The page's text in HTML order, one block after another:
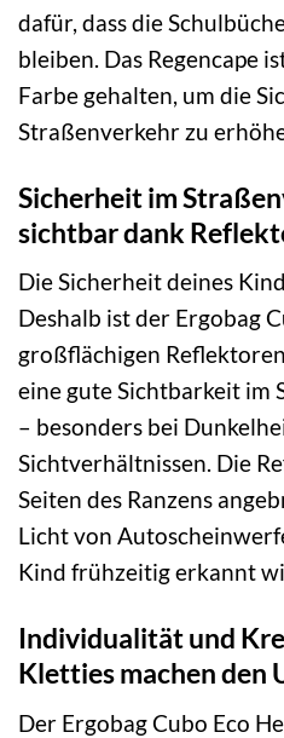
dafür, dass die
bleiben. Das Regencape
Farbe gehalten, um die
Straßenverkehr zu
Sicherheit im
sichtbar dank
Die Sicherheit deines
Deshalb ist der Ergobag
großflächigen
eine gute Sichtbarkeit im
– besonders bei
Sichtverhältnissen. Die
Seiten des Ranzens
Licht von
Kind frühzeitig erkannt
Individualität und
Kletties machen den
Der Ergobag Cubo Eco